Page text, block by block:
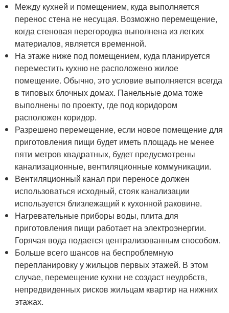
Между кухней и помещением, куда выполняется
перенос стена не несущая. Возможно перемещение,
когда стеновая перегородка выполнена из легких
материалов, является временной.
На этаже ниже под помещением, куда планируется
переместить кухню не расположено жилое
помещение. Обычно, это условие выполняется всегда
в типовых блочных домах. Панельные дома тоже
выполнены по проекту, где под коридором
расположен коридор.
Разрешено перемещение, если новое помещение для
приготовления пищи будет иметь площадь не менее
пяти метров квадратных, будет предусмотрены
канализационные, вентиляционные коммуникации.
Вентиляционный канал при переносе должен
использоваться исходный, стояк канализации
используется близлежащий к кухонной раковине.
Нагревательные приборы воды, плита для
приготовления пищи работает на электроэнергии.
Горячая вода подается централизованным способом.
Больше всего шансов на беспроблемную
перепланировку у жильцов первых этажей. В этом
случае, перемещение кухни не создаст неудобств,
непредвиденных рисков жильцам квартир на нижних
этажах.